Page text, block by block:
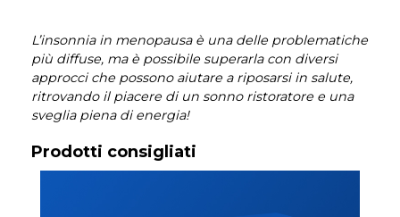
L’insonnia in menopausa è una delle problematiche
più diffuse, ma è possibile superarla con diversi
approcci che possono aiutare a riposarsi in salute,
ritrovando il piacere di un sonno ristoratore e una
sveglia piena di energia!
Prodotti consigliati